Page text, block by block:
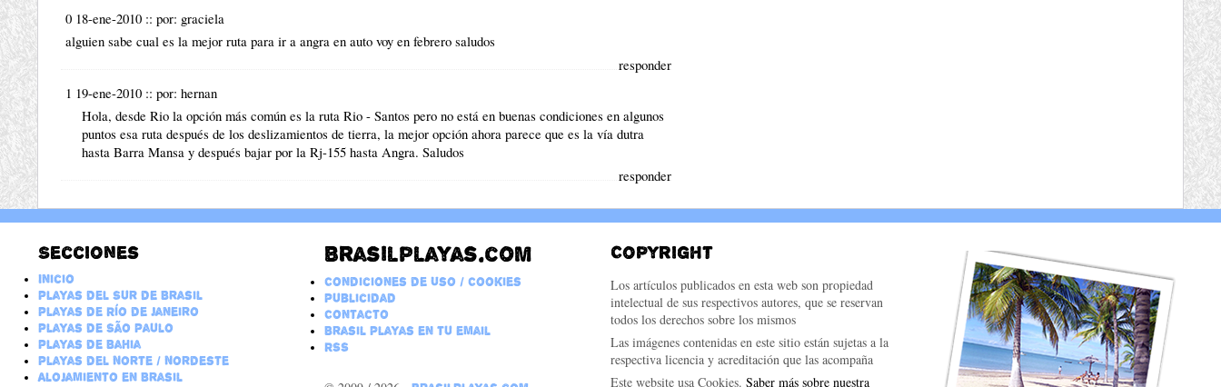
0 18-ene-2010 :: por: graciela
alguien sabe cual es la mejor ruta para ir a angra en auto voy en febrero saludos
responder
1 19-ene-2010 :: por: hernan
Hola, desde Rio la opción más común es la ruta Rio - Santos pero no está en buenas condiciones en algunos
puntos esa ruta después de los deslizamientos de tierra, la mejor opción ahora parece que es la vía dutra
hasta Barra Mansa y después bajar por la Rj-155 hasta Angra. Saludos
responder
Secciones
Inicio
Playas del Sur de Brasil
Playas de Río de Janeiro
Playas de São Paulo
Playas de Bahia
Playas del Norte / Nordeste
Alojamiento en Brasil
Brasilplayas.com
Condiciones de Uso / Cookies
Publicidad
Contacto
Brasil Playas en tu email
RSS
Copyright
Los artículos publicados en esta web son propiedad
intelectual de sus respectivos autores, que se reservan
todos los derechos sobre los mismos
Las imágenes contenidas en este sitio están sujetas a la
respectiva licencia y acreditación que las acompaña
Este website usa Cookies. Saber más sobre nuestra